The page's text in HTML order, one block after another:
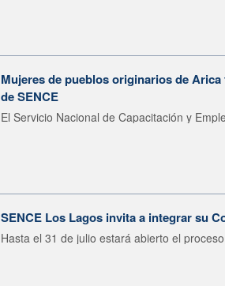
Mujeres de pueblos originarios de
de SENCE
El Servicio Nacional de Capacitación y
SENCE Los Lagos invita a integrar su
Hasta el 31 de julio estará abierto el